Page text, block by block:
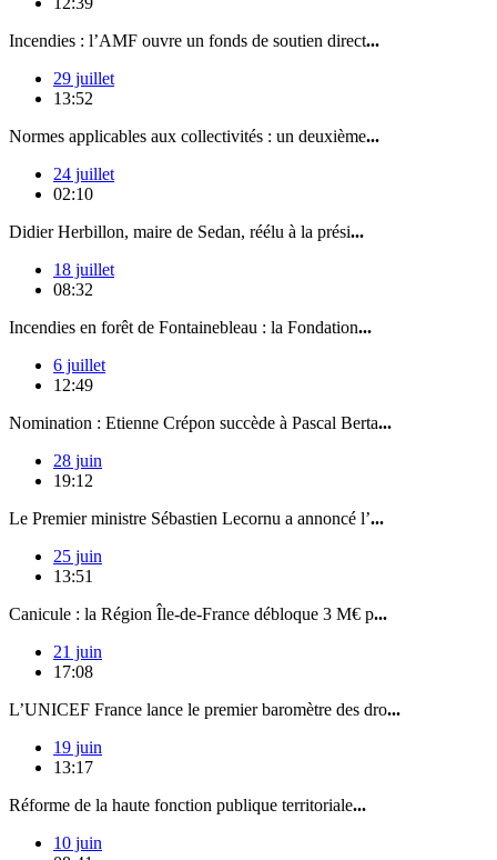
Incendies : l’AMF ouvre un fonds de soutien direct...
29 juillet
13:52
Normes applicables aux collectivités : un deuxième...
24 juillet
02:10
Didier Herbillon, maire de Sedan, réélu à la prési...
18 juillet
08:32
Incendies en forêt de Fontainebleau : la Fondation...
6 juillet
12:49
Nomination : Etienne Crépon succède à Pascal Berta...
28 juin
19:12
Le Premier ministre Sébastien Lecornu a annoncé l’...
25 juin
13:51
Canicule : la Région Île-de-France débloque 3 M€ p...
21 juin
17:08
L’UNICEF France lance le premier baromètre des dro...
19 juin
13:17
Réforme de la haute fonction publique territoriale...
10 juin